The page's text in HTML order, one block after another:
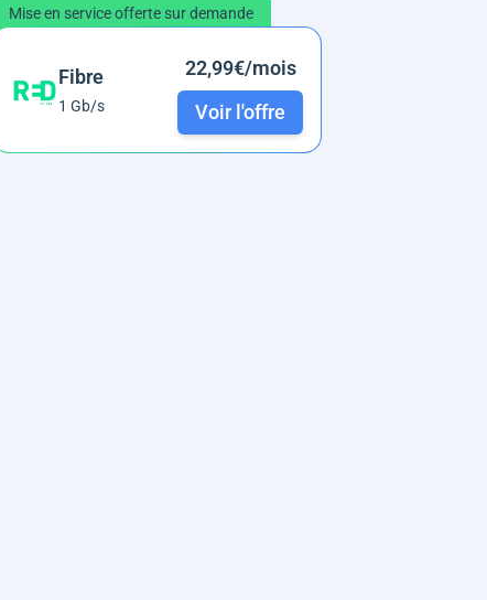
Mise en service offerte sur demande
Fibre
1 Gb/s
22,99€/mois
Voir l'offre